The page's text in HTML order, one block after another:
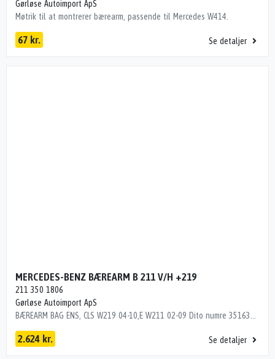
Gørløse Autoimport ApS
Møtrik til at montrerer bærearm, passende til Mercedes W414.
67 kr. Se detaljer
MERCEDES-BENZ BÆREARM B 211 V/H +219
211 350 1806
Gørløse Autoimport ApS
2.624 kr. Se detaljer